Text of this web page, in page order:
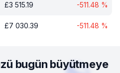
£3 515.19 -511.48 %
£7 030.39 -511.48 %
bugün büyütmeye